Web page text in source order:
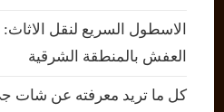
الاسطول السريع لنقل
العفش بالمنطقة الشرقية
كل ما تريد معرفته عن شات